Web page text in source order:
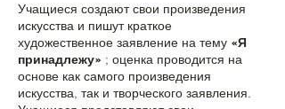
Учащиеся создают свои произведения
искусства и пишут краткое
художественное заявление на тему «Я
принадлежу» ; оценка проводится на
основе как самого произведения
искусства, так и творческого заявления.